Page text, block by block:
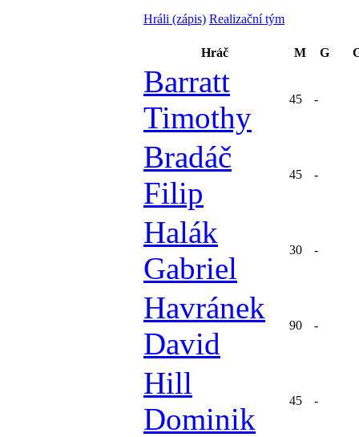
Hráli (zápis) Realizační tým
Hráč M G
Barratt
Timothy
45 -
Bradáč
Filip
45 -
Halák
Gabriel
30 -
Havránek
David
90 -
Hill
Dominik
45 -